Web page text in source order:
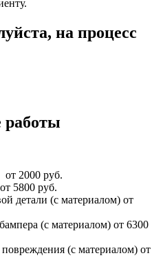
на процесс
от 2000 руб.
5800 руб.
детали (с материалом) от
(с материалом) от 6300
(с материалом) от